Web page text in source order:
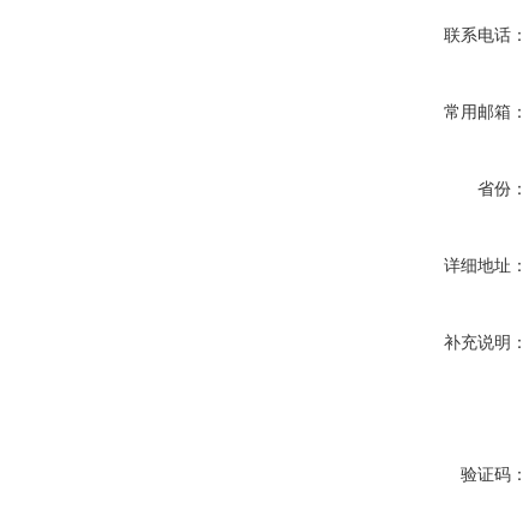
联系电话：
常用邮箱：
省份：
详细地址：
补充说明：
验证码：